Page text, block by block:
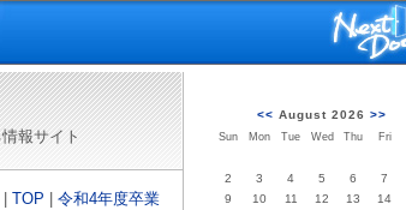
報サイト
TOP
令和4年度卒業
<< August 2026 >>
Sun Mon Tue Wed Thu Fri
2
3 4 5 6 7
9
10 11 12 13 14